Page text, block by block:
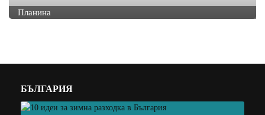
Планина
БЪЛГАРИЯ